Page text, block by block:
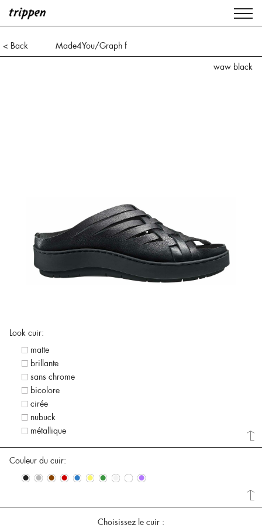
< Back
Made4You/Graph f
waw black
Look cuir:
matte
brillante
sans chrome
bicolore
cirée
nubuck
métallique
Couleur du cuir:
• • • • • • • • • •
Choisissez le cuir :